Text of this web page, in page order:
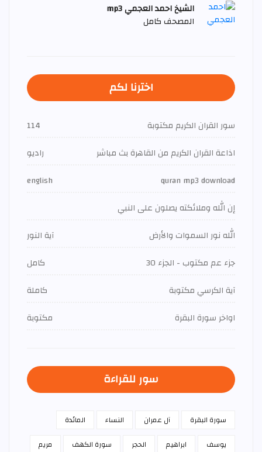
الشيخ احمد العجمي mp3
المصحف كامل
اخترنا لكم
سور القران الكريم مكتوبة
114
اذاعة القران الكريم من القاهرة بث مباشر
راديو
quran mp3 download
english
إن الله وملائكته يصلون على النبي
الله نور السموات والأرض
آية النور
جزء عم مكتوب - الجزء 30
كامل
آية الكرسي مكتوبة
كاملة
اواخر سورة البقرة
مكتوبة
سور للقراءة
سورة البقرة آل عمران النساء
المائدة
يوسف
ابراهيم الحجر سورة الكهف
مريم